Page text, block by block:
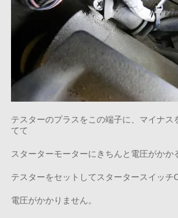
テスターのプラスをこの端子に、マイナス
てて
スターターモーターにきちんと電圧がかか
テスターをセットしてスタータースイッチ
電圧がかかりません。